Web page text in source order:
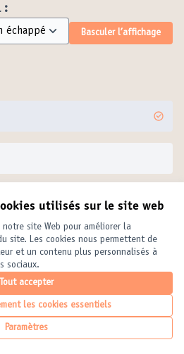
utilisés sur le site web
site Web pour améliorer la
site. Les cookies nous permettent de
et un contenu plus personnalisés à
sociaux.
Tout accepter
les cookies essentiels
Paramètres
:
Basculer l’affichage
sur X sur Facebook
Governments sur YouTube
Choisir la langue
(Lien externe)
Licence
(Lien